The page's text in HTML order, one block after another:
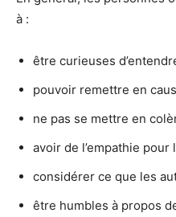
à :
être curieuses
pouvoir remettre en
ne pas se mettre en
avoir de l’empathie pour
considérer ce que les
être humbles à propos